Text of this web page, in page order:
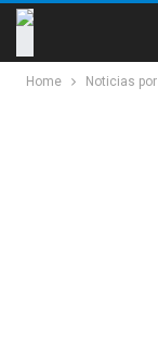
Home Noticias